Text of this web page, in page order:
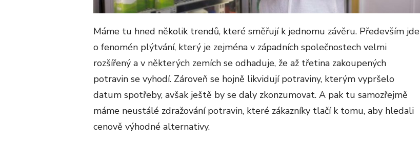
Máme tu hned několik trendů, které směřují k jednomu závěru. Především jde
o fenomén plýtvání, který je zejména v západních společnostech velmi
rozšířený a v některých zemích se odhaduje, že až třetina zakoupených
potravin se vyhodí. Zároveň se hojně likvidují potraviny, kterým vypršelo
datum spotřeby, avšak ještě by se daly zkonzumovat. A pak tu samozřejmě
máme neustálé zdražování potravin, které zákazníky tlačí k tomu, aby hledali
cenově výhodné alternativy.